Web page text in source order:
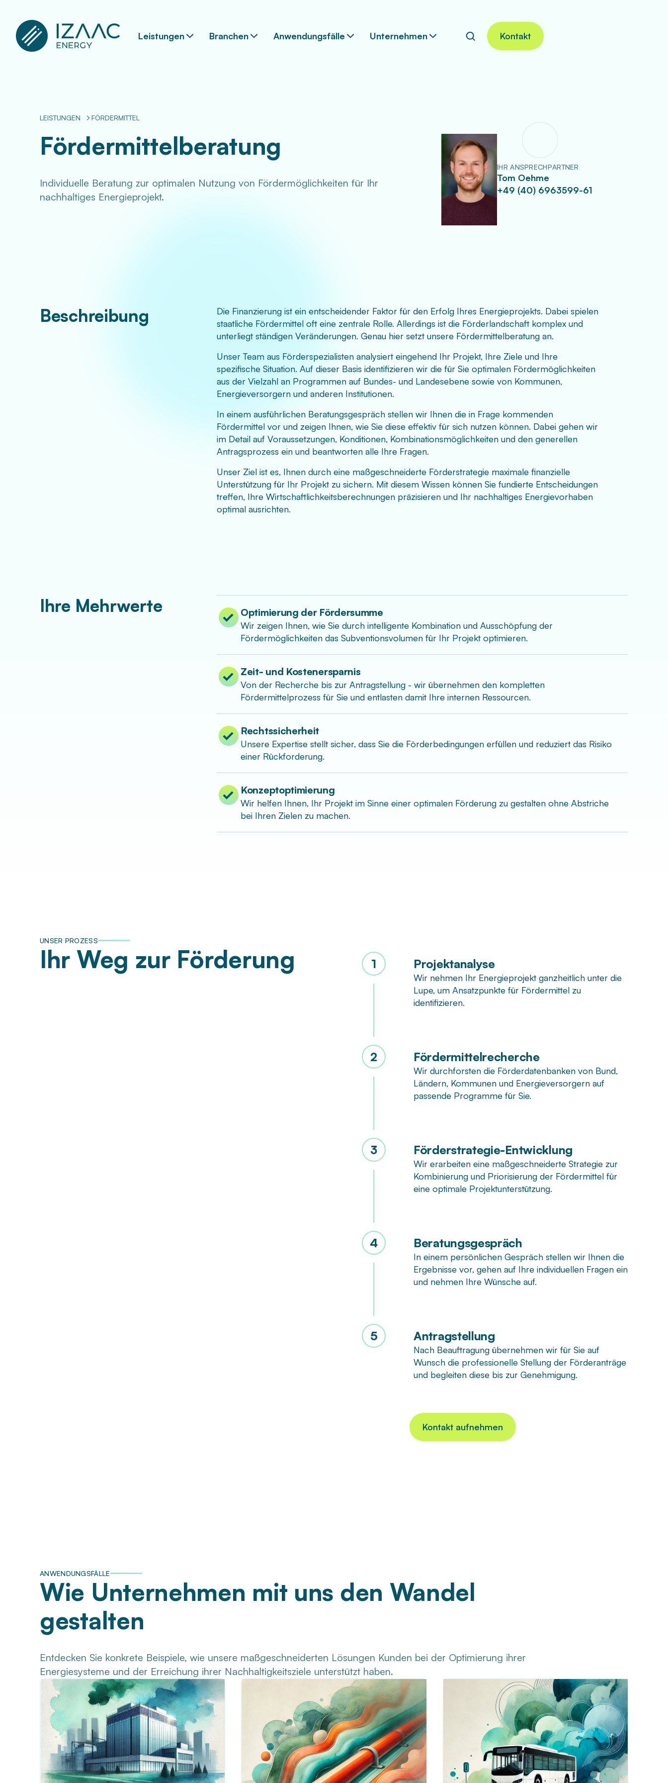
Leistungen Branchen Anwendungsfälle Unternehmen Search
Search Kontakt
LEISTUNGEN FÖRDERMITTEL
Fördermittelberatung
Individuelle Beratung zur optimalen Nutzung von Fördermöglichkeiten für Ihr
nachhaltiges Energieprojekt.
IHR ANSPRECHPARTNER
Tom Oehme
+49 (40) 6963599-61
Beschreibung
Die Finanzierung ist ein entscheidender Faktor für den Erfolg Ihres Energieprojekts. Dabei spielen
staatliche Fördermittel oft eine zentrale Rolle. Allerdings ist die Förderlandschaft komplex und
unterliegt ständigen Veränderungen. Genau hier setzt unsere Fördermittelberatung an.
Unser Team aus Förderspezialisten analysiert eingehend Ihr Projekt, Ihre Ziele und Ihre
spezifische Situation. Auf dieser Basis identifizieren wir die für Sie optimalen Fördermöglichkeiten
aus der Vielzahl an Programmen auf Bundes- und Landesebene sowie von Kommunen,
Energieversorgern und anderen Institutionen.
In einem ausführlichen Beratungsgespräch stellen wir Ihnen die in Frage kommenden
Fördermittel vor und zeigen Ihnen, wie Sie diese effektiv für sich nutzen können. Dabei gehen wir
im Detail auf Voraussetzungen, Konditionen, Kombinationsmöglichkeiten und den generellen
Antragsprozess ein und beantworten alle Ihre Fragen.
Unser Ziel ist es, Ihnen durch eine maßgeschneiderte Förderstrategie maximale finanzielle
Unterstützung für Ihr Projekt zu sichern. Mit diesem Wissen können Sie fundierte Entscheidungen
treffen, Ihre Wirtschaftlichkeitsberechnungen präzisieren und Ihr nachhaltiges Energievorhaben
optimal ausrichten.
Ihre Mehrwerte Optimierung der Fördersumme
Wir zeigen Ihnen, wie Sie durch intelligente Kombination und Ausschöpfung der
Fördermöglichkeiten das Subventionsvolumen für Ihr Projekt optimieren.
Zeit- und Kostenersparnis
Von der Recherche bis zur Antragstellung - wir übernehmen den kompletten
Fördermittelprozess für Sie und entlasten damit Ihre internen Ressourcen.
Rechtssicherheit
Unsere Expertise stellt sicher, dass Sie die Förderbedingungen erfüllen und reduziert das Risiko
einer Rückforderung.
Konzeptoptimierung
Wir helfen Ihnen, Ihr Projekt im Sinne einer optimalen Förderung zu gestalten ohne Abstriche
bei Ihren Zielen zu machen.
UNSER PROZESS
Ihr Weg zur Förderung 1 Projektanalyse
Wir nehmen Ihr Energieprojekt ganzheitlich unter die
Lupe, um Ansatzpunkte für Fördermittel zu
identifizieren.
2 Fördermittelrecherche
Wir durchforsten die Förderdatenbanken von Bund,
Ländern, Kommunen und Energieversorgern auf
passende Programme für Sie.
3 Förderstrategie-Entwicklung
Wir erarbeiten eine maßgeschneiderte Strategie zur
Kombinierung und Priorisierung der Fördermittel für
eine optimale Projektunterstützung.
4 Beratungsgespräch
In einem persönlichen Gespräch stellen wir Ihnen die
Ergebnisse vor, gehen auf Ihre individuellen Fragen ein
und nehmen Ihre Wünsche auf.
5 Antragstellung
Nach Beauftragung übernehmen wir für Sie auf
Wunsch die professionelle Stellung der Förderanträge
und begleiten diese bis zur Genehmigung.
Kontakt aufnehmen
ANWENDUNGSFÄLLE
Wie Unternehmen mit uns den Wandel
gestalten
Entdecken Sie konkrete Beispiele, wie unsere maßgeschneiderten Lösungen Kunden bei der Optimierung ihrer
Energiesysteme und der Erreichung ihrer Nachhaltigkeitsziele unterstützt haben.